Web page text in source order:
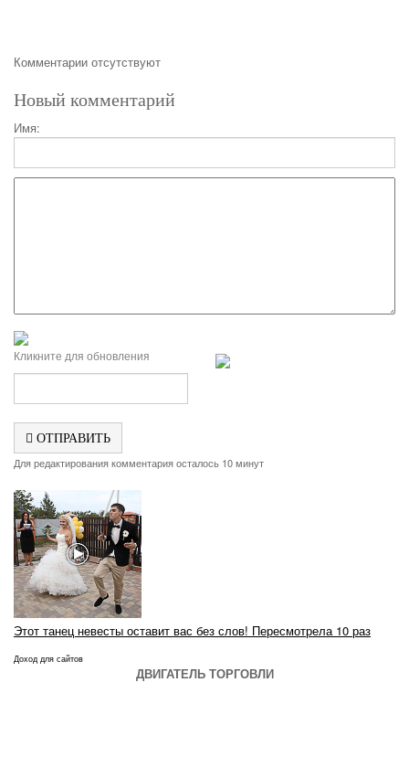
Комментарии отсутствуют
Новый комментарий
Имя:
Кликните для обновления
ОТПРАВИТЬ
Для редактирования комментария осталось 10 минут
Этот танец невесты оставит вас без слов! Пересмотрела 10 раз
Доход для сайтов
ДВИГАТЕЛЬ ТОРГОВЛИ